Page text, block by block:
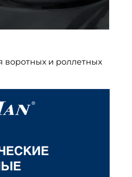
воротных и роллетных